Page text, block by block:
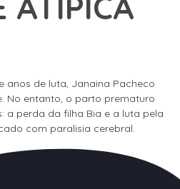
anos de luta, Janaina Pacheco
No entanto, o parto prematuro
a perda da filha Bia e a luta pela
com paralisia cerebral.